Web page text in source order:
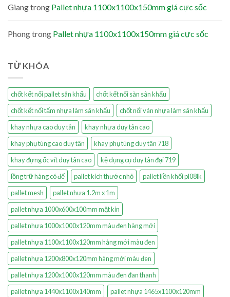
Giangtrong Pallet nhựa 1100x1100x150mm giá cực sốc
Phongtrong Pallet nhựa 1100x1100x150mm giá cực sốc
TỪ KHÓA
chốt kết nối pallet sân khấu
chốt kết nối sàn sân khấu
chốt kết nối tấm nhựa làm sân khấu
chốt nối ván nhựa làm sân khấu
khay nhựa cao duy tân
khay nhựa duy tân cao
khay phụ tùng cao duy tân
khay phụ tùng duy tân 718
khay đựng ốc vít duy tân cao
kệ dụng cụ duy tân đại 719
lồng trữ hàng có đế
pallet kích thước nhỏ
pallet liền khối pl08lk
pallet mesh
pallet nhựa 1.2m x 1m
pallet nhựa 1000x600x100mm mặt kín
pallet nhựa 1000x1000x120mm màu đen hàng mới
pallet nhựa 1100x1100x120mm hàng mới màu đen
pallet nhựa 1200x800x120mm hàng mới màu đen
pallet nhựa 1200x1000x120mm màu đen đan thanh
pallet nhựa 1440x1100x140mm
pallet nhựa 1465x1100x120mm